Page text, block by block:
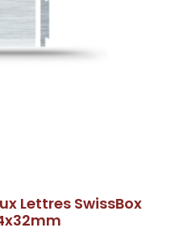
Lettres SwissBox